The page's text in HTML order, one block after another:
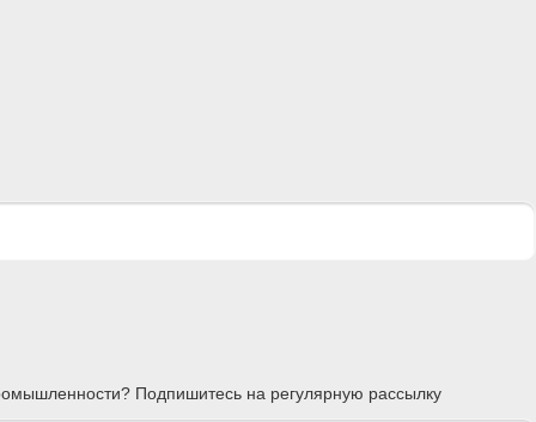
Подпишитесь на регулярную рассылку